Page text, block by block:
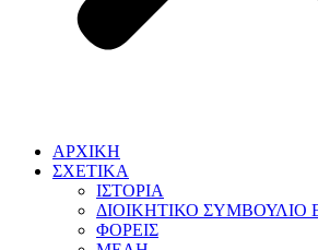
ΑΡΧΙΚΗ
ΣΧΕΤΙΚΑ
ΙΣΤΟΡΙΑ
ΔΙΟΙΚΗΤΙΚΟ ΣΥΜΒΟΥΛΙΟ
ΦΟΡΕΙΣ